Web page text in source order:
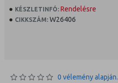
KÉSZLETINFÓ: Rendelésre
CIKKSZÁM: W26406
0 vélemény alapján.